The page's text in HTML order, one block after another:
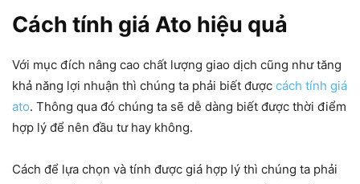
Cách tính giá Ato hiệu quả
Với mục đích nâng cao chất lượng giao dịch cũng như tăng
khả năng lợi nhuận thì chúng ta phải biết được cách tính giá
ato. Thông qua đó chúng ta sẽ dễ dàng biết được thời điểm
hợp lý để nên đầu tư hay không.
Cách để lựa chọn và tính được giá hợp lý thì chúng ta phải